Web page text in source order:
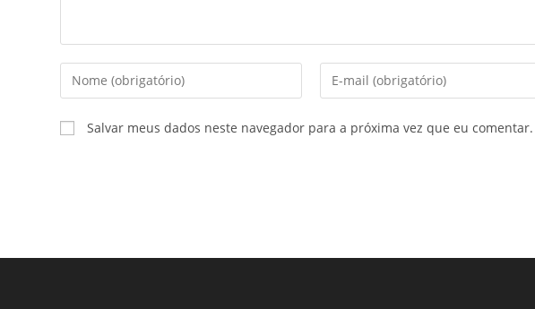
Salvar meus dados neste navegador para a próxima vez que eu comentar.